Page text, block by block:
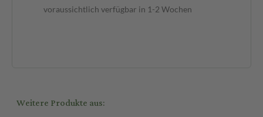
voraussichtlich verfügbar in 1-2 Wochen
Weitere Produkte aus: